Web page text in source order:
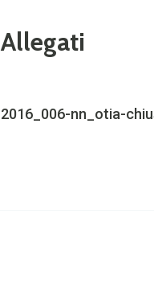
Allegati
2016_006-nn_otia-